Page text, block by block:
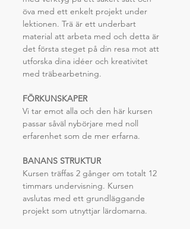
öva med ett enkelt projekt under
lektionen. Trä är ett underbart
material att arbeta med och detta är
det första steget på din resa mot att
utforska dina idéer och kreativitet
med träbearbetning.
FÖRKUNSKAPER
Vi tar emot alla och den här kursen
passar såväl nybörjare med noll
erfarenhet som de mer erfarna.
BANANS STRUKTUR
Kursen träffas 2 gånger om totalt 12
timmars undervisning. Kursen
avslutas med ett grundläggande
projekt som utnyttjar lärdomarna.